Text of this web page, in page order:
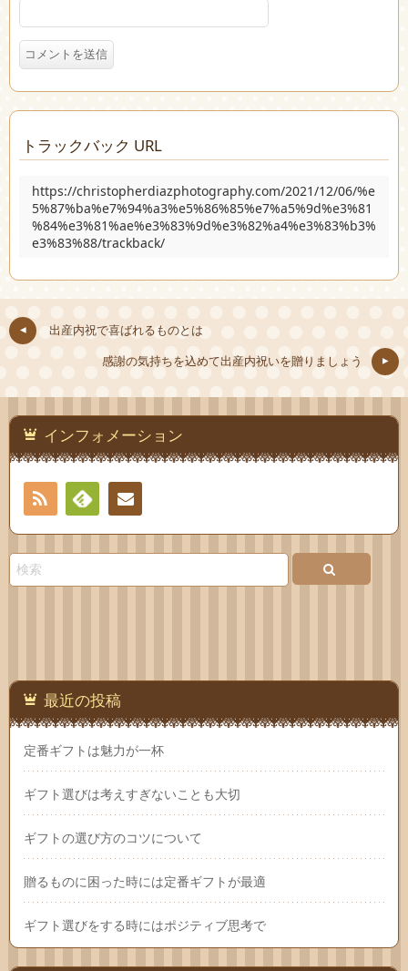
トラックバック URL
https://christopherdiazphotography.com/2021/12/06/%e
5%87%ba%e7%94%a3%e5%86%85%e7%a5%9d%e3%81
%84%e3%81%ae%e3%83%9d%e3%82%a4%e3%83%b3%
e3%83%88/trackback/
出産内祝で喜ばれるものとは
感謝の気持ちを込めて出産内祝いを贈りましょう
インフォメーション
RSS
Feedly連絡
最近の投稿
定番ギフトは魅力が一杯
ギフト選びは考えすぎないことも大切
ギフトの選び方のコツについて
贈るものに困った時には定番ギフトが最適
ギフト選びをする時にはポジティブ思考で